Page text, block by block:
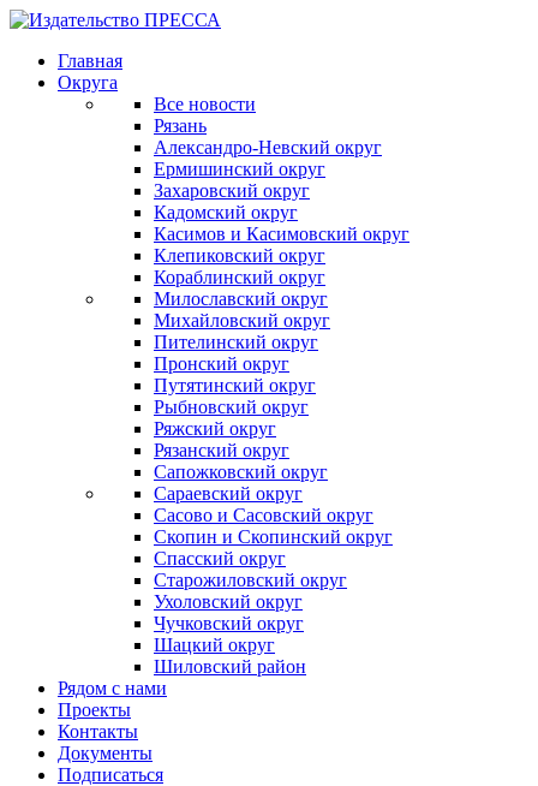
Главная
Округа
Все новости
Рязань
Александро-Невский округ
Ермишинский округ
Захаровский округ
Кадомский округ
Касимов и Касимовский округ
Клепиковский округ
Кораблинский округ
Милославский округ
Михайловский округ
Пителинский округ
Пронский округ
Путятинский округ
Рыбновский округ
Ряжский округ
Рязанский округ
Сапожковский округ
Сараевский округ
Сасово и Сасовский округ
Скопин и Скопинский округ
Спасский округ
Старожиловский округ
Ухоловский округ
Чучковский округ
Шацкий округ
Шиловский район
Рядом с нами
Проекты
Контакты
Документы
Подписаться